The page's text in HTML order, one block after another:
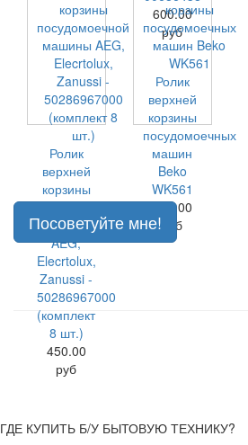
600.00
руб
Ролик
верхней
корзины
посудомоечной
машины
AEG,
Elecrtolux,
Zanussi -
50286967000
(комплект
8 шт.)
450.00
руб
Ролик
верхней
корзины
посудомоечных
машин
Beko
WK561
120.00
руб
Посоветуйте мне!
ГДЕ КУПИТЬ Б/У БЫТОВУЮ ТЕХНИКУ?